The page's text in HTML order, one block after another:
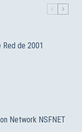
de 2001
Network NSFNET